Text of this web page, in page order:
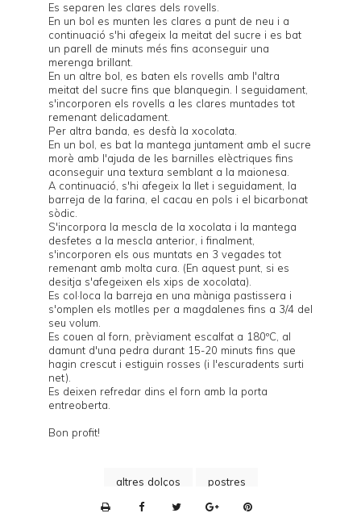
Es separen les clares dels rovells.
En un bol es munten les clares a punt de neu i a
continuació s'hi afegeix la meitat del sucre i es bat
un parell de minuts més fins aconseguir una
merenga brillant.
En un altre bol, es baten els rovells amb l'altra
meitat del sucre fins que blanquegin. I seguidament,
s'incorporen els rovells a les clares muntades tot
remenant delicadament.
Per altra banda, es desfà la xocolata.
En un bol, es bat la mantega juntament amb el sucre
morè amb l'ajuda de les barnilles elèctriques fins
aconseguir una textura semblant a la maionesa.
A continuació, s'hi afegeix la llet i seguidament, la
barreja de la farina, el cacau en pols i el bicarbonat
sòdic.
S'incorpora la mescla de la xocolata i la mantega
desfetes a la mescla anterior, i finalment,
s'incorporen els ous muntats en 3 vegades tot
remenant amb molta cura. (En aquest punt, si es
desitja s'afegeixen els xips de xocolata).
Es col·loca la barreja en una màniga pastissera i
s'omplen els motlles per a magdalenes fins a 3/4 del
seu volum.
Es couen al forn, prèviament escalfat a 180ºC, al
damunt d'una pedra durant 15-20 minuts fins que
hagin crescut i estiguin rosses (i l'escuradents surti
net).
Es deixen refredar dins el forn amb la porta
entreoberta.
Bon profit!
altres dolços
postres